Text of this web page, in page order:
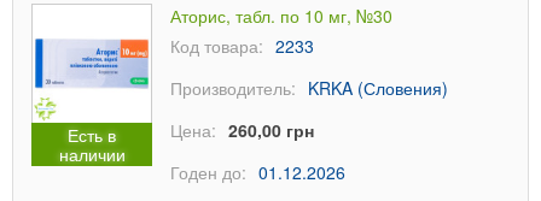
Есть в
наличии
Аторис, табл. по 10 мг, №30
Код товара: 2233
Производитель: KRKA (Словения)
Цена: 260,00 грн
Годен до: 01.12.2026